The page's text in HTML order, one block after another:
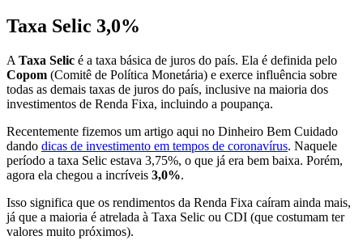
Taxa Selic 3,0%
A Taxa Selic é a taxa básica de juros do país. Ela é definida pelo
Copom (Comitê de Política Monetária) e exerce influência sobre
todas as demais taxas de juros do país, inclusive na maioria dos
investimentos de Renda Fixa, incluindo a poupança.
Recentemente fizemos um artigo aqui no Dinheiro Bem Cuidado
dando dicas de investimento em tempos de coronavírus. Naquele
período a taxa Selic estava 3,75%, o que já era bem baixa. Porém,
agora ela chegou a incríveis 3,0%.
Isso significa que os rendimentos da Renda Fixa caíram ainda mais,
já que a maioria é atrelada à Taxa Selic ou CDI (que costumam ter
valores muito próximos).